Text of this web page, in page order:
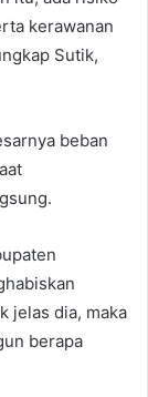
kerawanan
Sutik,
beban
jelas dia, maka
berapa